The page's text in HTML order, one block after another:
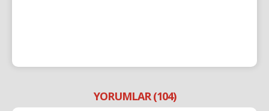
YORUMLAR (104)